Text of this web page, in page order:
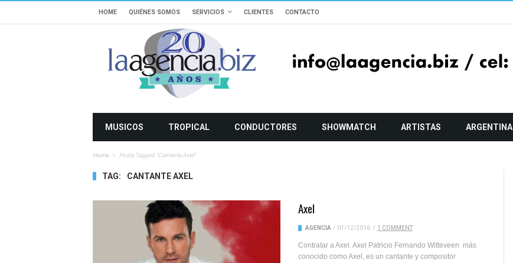
HOME QUIÉNES SOMOS SERVICIOS CLIENTES CONTACTO
MUSICOS TROPICAL CONDUCTORES SHOWMATCH ARTISTAS ARGENTINA
Home Posts Tagged "cantante Axel"
TAG: CANTANTE AXEL
Axel
AGENCIA / 01/12/2016 / 1 COMMENT
Contratar a Axel. Axel Patricio Fernando Witteveen más
conocido como Axel, es un cantante y compositor